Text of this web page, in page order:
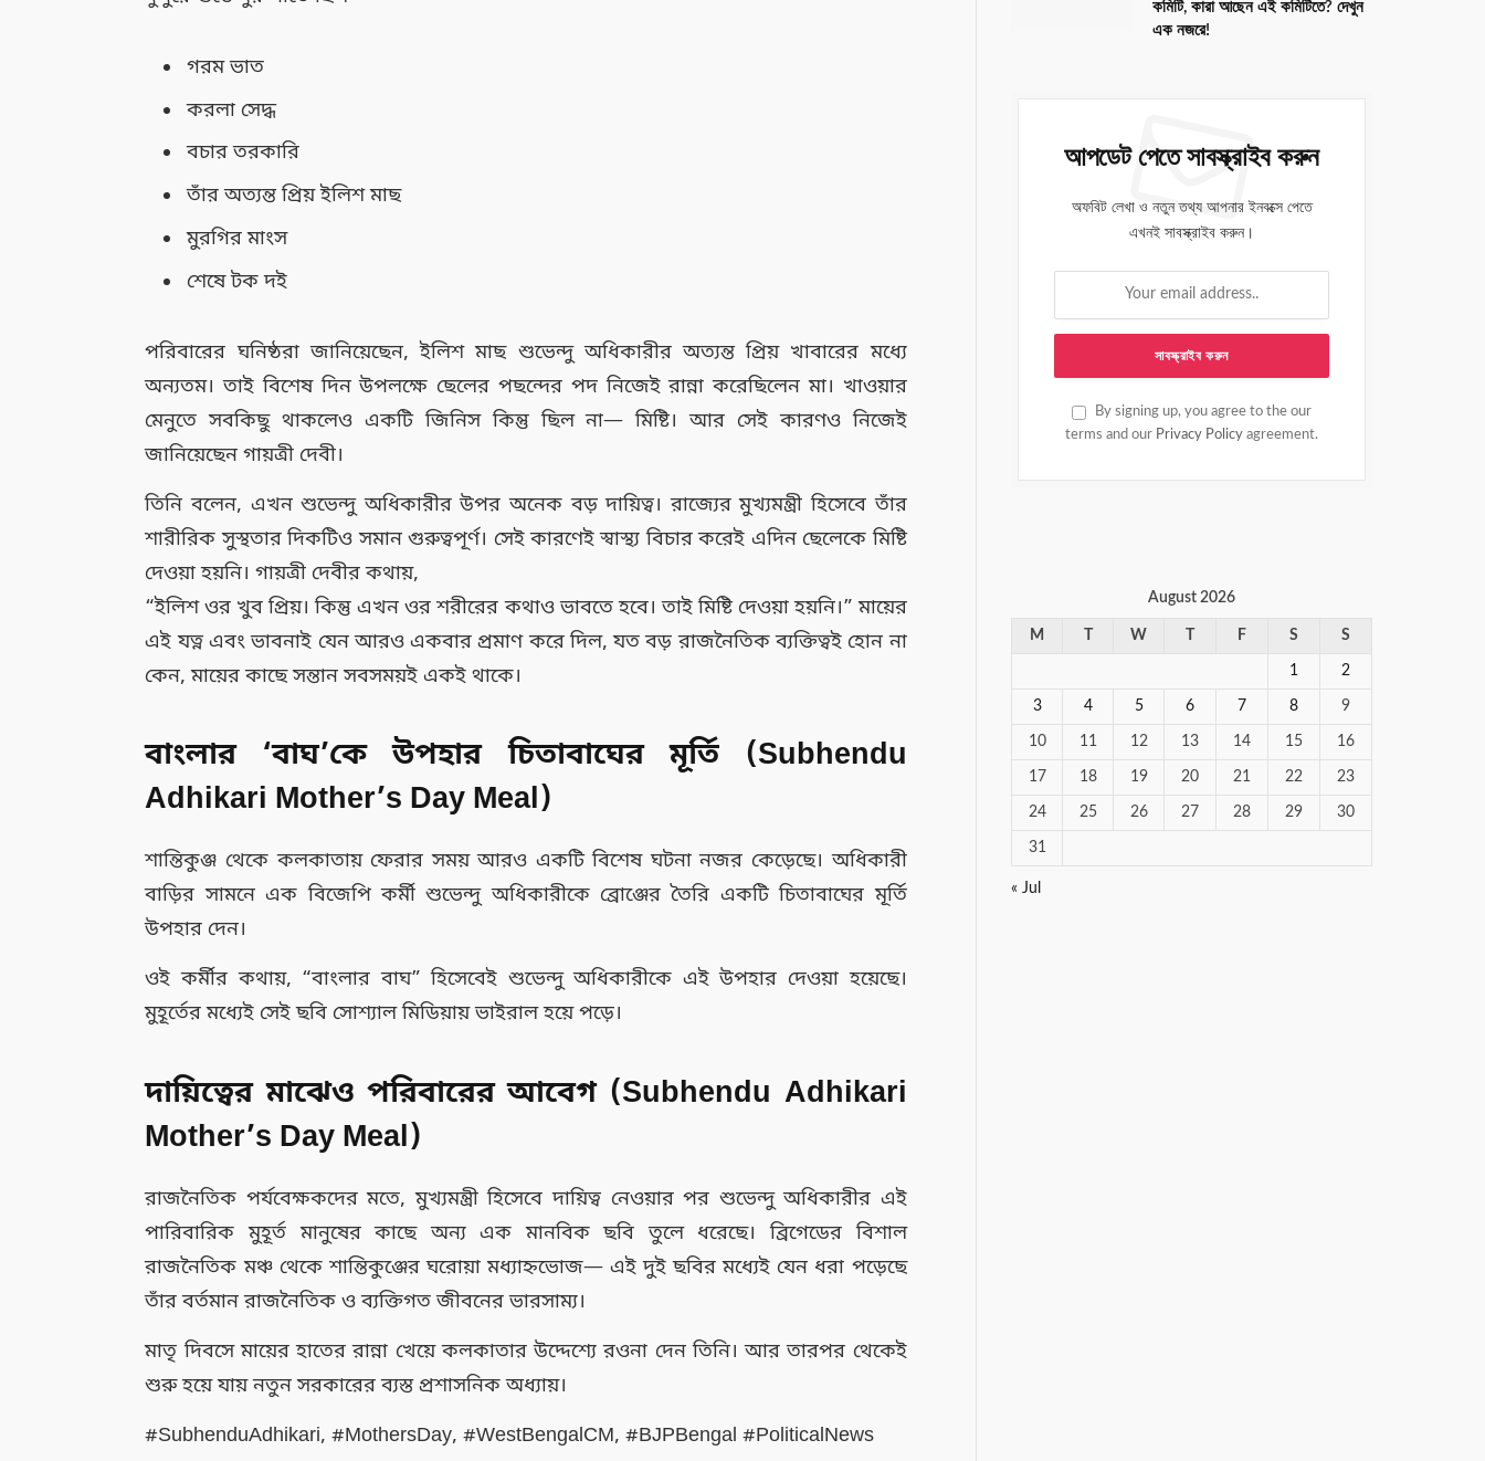
গরম ভাত
করলা সেদ্ধ
বচার তরকারি
তাঁর অত্যন্ত প্রিয় ইলিশ মাছ
মুরগির মাংস
শেষে টক দই
পরিবারের ঘনিষ্ঠরা জানিয়েছেন, ইলিশ মাছ শুভেন্দু অধিকারীর অত্যন্ত প্রিয় খাবারের মধ্যে
অন্যতম। তাই বিশেষ দিন উপলক্ষে ছেলের পছন্দের পদ নিজেই রান্না করেছিলেন মা। খাওয়ার
মেনুতে সবকিছু থাকলেও একটি জিনিস কিন্তু ছিল না— মিষ্টি। আর সেই কারণও নিজেই
জানিয়েছেন গায়ত্রী দেবী।
তিনি বলেন, এখন শুভেন্দু অধিকারীর উপর অনেক বড় দায়িত্ব। রাজ্যের মুখ্যমন্ত্রী হিসেবে তাঁর
শারীরিক সুস্থতার দিকটিও সমান গুরুত্বপূর্ণ। সেই কারণেই স্বাস্থ্য বিচার করেই এদিন ছেলেকে মিষ্টি
দেওয়া হয়নি। গায়ত্রী দেবীর কথায়,
“ইলিশ ওর খুব প্রিয়। কিন্তু এখন ওর শরীরের কথাও ভাবতে হবে। তাই মিষ্টি দেওয়া হয়নি।” মায়ের
এই যত্ন এবং ভাবনাই যেন আরও একবার প্রমাণ করে দিল, যত বড় রাজনৈতিক ব্যক্তিত্বই হোন না
কেন, মায়ের কাছে সন্তান সবসময়ই একই থাকে।
বাংলার ‘বাঘ’কে উপহার চিতাবাঘের মূর্তি (Subhendu
Adhikari Mother’s Day Meal)
শান্তিকুঞ্জ থেকে কলকাতায় ফেরার সময় আরও একটি বিশেষ ঘটনা নজর কেড়েছে। অধিকারী
বাড়ির সামনে এক বিজেপি কর্মী শুভেন্দু অধিকারীকে ব্রোঞ্জের তৈরি একটি চিতাবাঘের মূর্তি
উপহার দেন।
ওই কর্মীর কথায়, “বাংলার বাঘ” হিসেবেই শুভেন্দু অধিকারীকে এই উপহার দেওয়া হয়েছে।
মুহূর্তের মধ্যেই সেই ছবি সোশ্যাল মিডিয়ায় ভাইরাল হয়ে পড়ে।
দায়িত্বের মাঝেও পরিবারের আবেগ (Subhendu Adhikari
Mother’s Day Meal)
রাজনৈতিক পর্যবেক্ষকদের মতে, মুখ্যমন্ত্রী হিসেবে দায়িত্ব নেওয়ার পর শুভেন্দু অধিকারীর এই
পারিবারিক মুহূর্ত মানুষের কাছে অন্য এক মানবিক ছবি তুলে ধরেছে। ব্রিগেডের বিশাল
রাজনৈতিক মঞ্চ থেকে শান্তিকুঞ্জের ঘরোয়া মধ্যাহ্নভোজ— এই দুই ছবির মধ্যেই যেন ধরা পড়েছে
তাঁর বর্তমান রাজনৈতিক ও ব্যক্তিগত জীবনের ভারসাম্য।
মাতৃ দিবসে মায়ের হাতের রান্না খেয়ে কলকাতার উদ্দেশ্যে রওনা দেন তিনি। আর তারপর থেকেই
শুরু হয়ে যায় নতুন সরকারের ব্যস্ত প্রশাসনিক অধ্যায়।
#SubhenduAdhikari, #MothersDay, #WestBengalCM, #BJPBengal #PoliticalNews
কমিটি, কারা আছেন এই কমিটিতে? দেখুন
এক নজরে!
আপডেট পেতে সাবস্ক্রাইব করুন
অফবিট লেখা ও নতুন তথ্য আপনার ইনবক্সে পেতে
এখনই সাবস্ক্রাইব করুন।
By signing up, you agree to the our
terms and our Privacy Policy agreement.
August 2026
M W F S S
1 2
3 4 5 6 7 8 9
10 11 12 13 14 15 16
17 18 19 20 21 22 23
24 25 26 27 28 29 30
31
« Jul